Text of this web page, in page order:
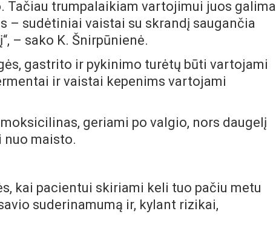
Tačiau trumpalaikiam vartojimui juos galima
– sudėtiniai vaistai su skrandį saugančia
– sako K. Šnirpūnienė.
gastrito ir pykinimo turėtų būti vartojami
ir vaistai kepenims vartojami
geriami po valgio, nors daugelį
maisto.
kai pacientui skiriami keli tuo pačiu metu
suderinamumą ir, kylant rizikai,